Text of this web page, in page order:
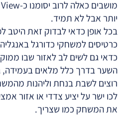
יותר אבל לא תמיד.
בכל אופן כדאי לבדוק זאת היטב
כרטיסים למשחקי כדורגל
כדאי גם לשים לב לאזור שבו
השער בדרך כלל מלאים בעמידה,
רוצים לשבת בנחת וליהנות
לכו ישר על יציע צדדי או אזור
את המשחק כמו שצריך.